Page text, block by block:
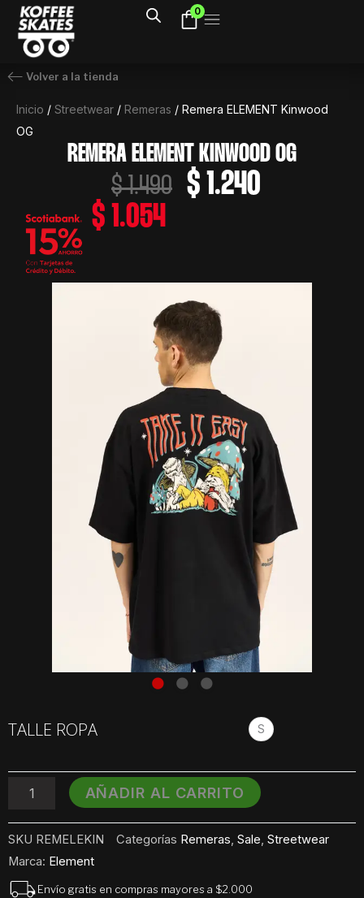
contenido
0
Volver a la tienda
Inicio / Streetwear / Remeras / Remera ELEMENT Kinwood
OG
REMERA ELEMENT KINWOOD OG
$1.490 El
precio
$ 1.240
$ 1.054
TALLE ROPA S
ELEMENT
OG
AÑADIR AL CARRITO
SKU REMELEKIN Categorías Remeras, Sale, Streetwear
Marca: Element
Envío gratis en compras mayores a $2.000